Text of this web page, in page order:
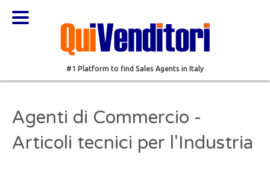
#1 Platform to find Sales Agents in Italy
Agenti di Commercio -
Articoli tecnici per l'Industria